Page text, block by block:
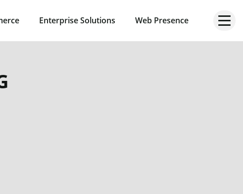
Enterprise Solutions Web Presence